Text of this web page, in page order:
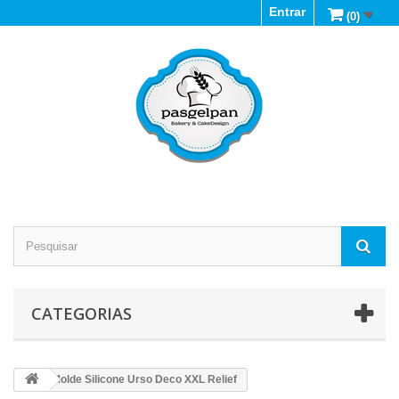
(0)
Entrar
CATEGORIAS
Molde Silicone Urso Deco XXL Relief